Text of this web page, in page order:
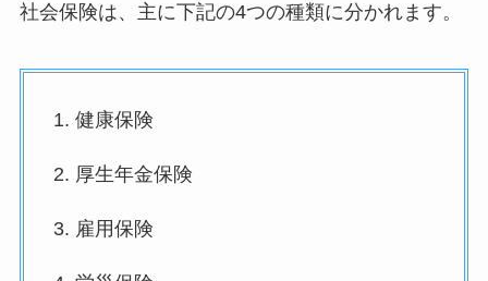
社会保険は、主に下記の4つの種類に分かれます。
1. 健康保険
2. 厚生年金保険
3. 雇用保険